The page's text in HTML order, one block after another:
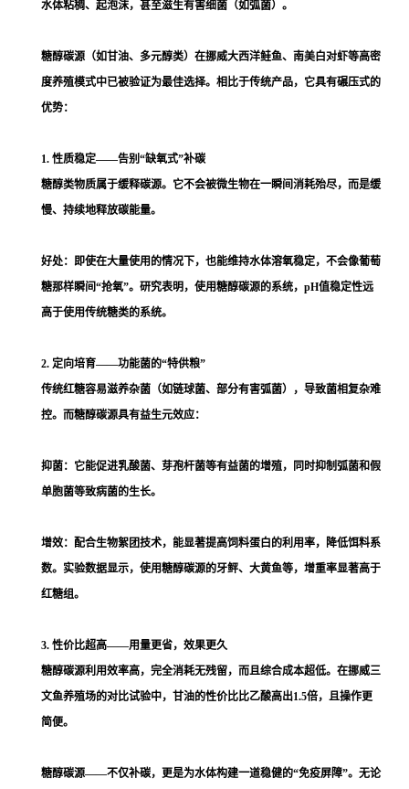
水体粘稠、起泡沫，甚至滋生有害细菌（如弧菌）。
糖醇碳源（如甘油、多元醇类）在挪威大西洋鲑鱼、南美白对虾等高密
度养殖模式中已被验证为最佳选择。相比于传统产品，它具有碾压式的
优势：
1. 性质稳定——告别“缺氧式”补碳
糖醇类物质属于缓释碳源。它不会被微生物在一瞬间消耗殆尽，而是缓
慢、持续地释放碳能量。
好处：即使在大量使用的情况下，也能维持水体溶氧稳定，不会像葡萄
糖那样瞬间“抢氧”。研究表明，使用糖醇碳源的系统，pH值稳定性远
高于使用传统糖类的系统。
2. 定向培育——功能菌的“特供粮”
传统红糖容易滋养杂菌（如链球菌、部分有害弧菌），导致菌相复杂难
控。而糖醇碳源具有益生元效应：
抑菌：它能促进乳酸菌、芽孢杆菌等有益菌的增殖，同时抑制弧菌和假
单胞菌等致病菌的生长。
增效：配合生物絮团技术，能显著提高饲料蛋白的利用率，降低饵料系
数。实验数据显示，使用糖醇碳源的牙鲆、大黄鱼等，增重率显著高于
红糖组。
3. 性价比超高——用量更省，效果更久
糖醇碳源利用效率高，完全消耗无残留，而且综合成本超低。在挪威三
文鱼养殖场的对比试验中，甘油的性价比比乙酸高出1.5倍，且操作更
简便。
糖醇碳源——不仅补碳，更是为水体构建一道稳健的“免疫屏障”。无论